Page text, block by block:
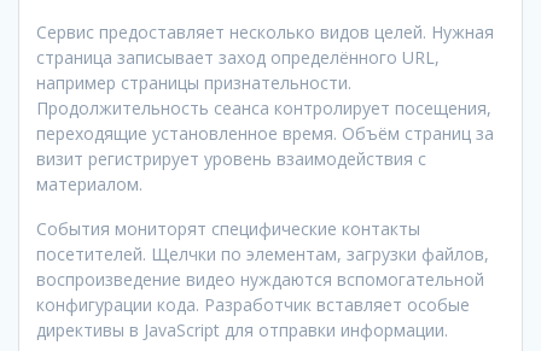
Сервис предоставляет несколько видов целей. Нужная
страница записывает заход определённого URL,
например страницы признательности.
Продолжительность сеанса контролирует посещения,
переходящие установленное время. Объём страниц за
визит регистрирует уровень взаимодействия с
материалом.
События мониторят специфические контакты
посетителей. Щелчки по элементам, загрузки файлов,
воспроизведение видео нуждаются вспомогательной
конфигурации кода. Разработчик вставляет особые
директивы в JavaScript для отправки информации.